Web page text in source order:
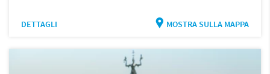
DETTAGLI MOSTRA SULLA MAPPA